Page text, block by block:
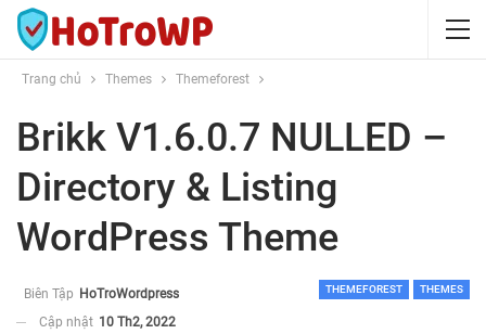
Trang chủ Themes Themeforest
Brikk V1.6.0.7 NULLED –
Directory & Listing
WordPress Theme
THEMEFOREST THEMES
Biên Tập HoTroWordpress
Cập nhật 10 Th2, 2022